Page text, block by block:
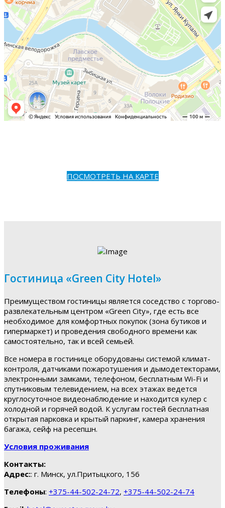
ПОСМОТРЕТЬ НА КАРТЕ
Гостиница «Green City Hotel»
Преимуществом гостиницы является соседство с торгово-
развлекательным центром «Green City», где есть все
необходимое для комфортных покупок (зона бутиков и
гипермаркет) и проведения свободного времени как
самостоятельно, так и всей семьей.
Все номера в гостинице оборудованы системой климат-
контроля, датчиками пожаротушения и дымодетекторами,
электронными замками, телефоном, бесплатным Wi-Fi и
спутниковым телевидением, на всех этажах ведется
круглосуточное видеонаблюдение и находится кулер с
холодной и горячей водой. К услугам гостей бесплатная
открытая парковка и крытый паркинг, камера хранения
багажа, сейф на ресепшн.
Условия проживания
Контакты:
Адрес:: г. Минск, ул.Притыцкого, 156
Телефоны: +375-44-502-24-72, +375-44-502-24-74